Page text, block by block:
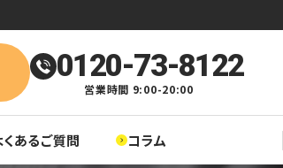
0120-73-8122
営業時間 9:00-20:00
くあるご質問 コラム